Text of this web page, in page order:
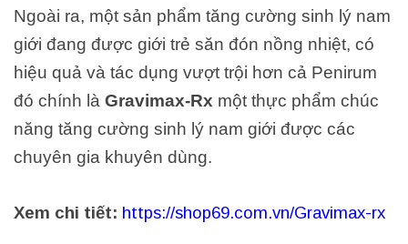
Ngoài ra, một sản phẩm tăng cường sinh lý nam
giới đang được giới trẻ săn đón nồng nhiệt, có
hiệu quả và tác dụng vượt trội hơn cả Penirum
đó chính là Gravimax-Rx một thực phẩm chúc
năng tăng cường sinh lý nam giới được các
chuyên gia khuyên dùng.
Xem chi tiết: https://shop69.com.vn/Gravimax-rx